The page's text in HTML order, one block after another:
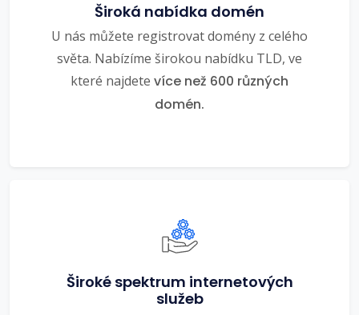
Široká nabídka domén
U nás můžete registrovat domény z celého
světa. Nabízíme širokou nabídku TLD, ve
které najdete více než 600 různých
domén.
Široké spektrum internetových
služeb